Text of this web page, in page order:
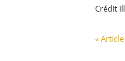
Crédit
«